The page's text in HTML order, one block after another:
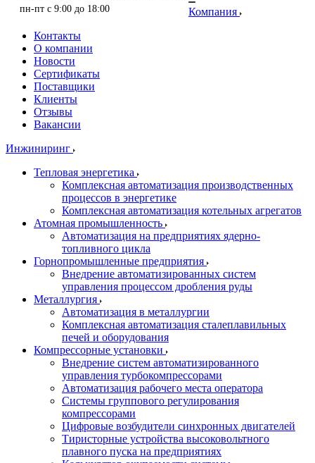
пн-пт с 9:00 до 18:00
Компания
Контакты
О компании
Новости
Сертификаты
Поставщики
Клиенты
Отзывы
Вакансии
Инжиниринг
Тепловая энергетика
Комплексная автоматизация производственных
процессов в энергетике
Комплексная автоматизация котельных агрегатов
Атомная промышленность
Автоматизация на предприятиях ядерно-
топливного цикла
Горнопромышленные предприятия
Внедрение автоматизированных систем
управления процессом дробления руды
Металлургия
Автоматизация в металлургии
Комплексная автоматизация сталеплавильных
печей и оборудования
Компрессорные установки
Внедрение систем автоматизированного
управления турбокомпрессорами
Автоматизация рабочего места оператора
Системы группового регулирования
компрессорами
Цифровые возбудители синхронных двигателей
Тиристорные устройства высоковольтного
плавного пуска на предприятиях